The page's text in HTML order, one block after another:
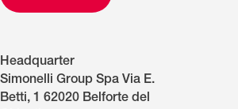
Headquarter
Simonelli Group Spa Via E.
Betti, 1 62020 Belforte del